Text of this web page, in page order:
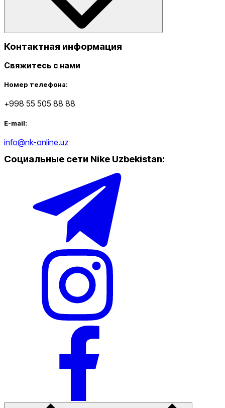
Контактная информация
Свяжитесь с нами
Номер телефона:
+998 55 505 88 88
E-mail:
info@nk-online.uz
Социальные сети Nike Uzbekistan: